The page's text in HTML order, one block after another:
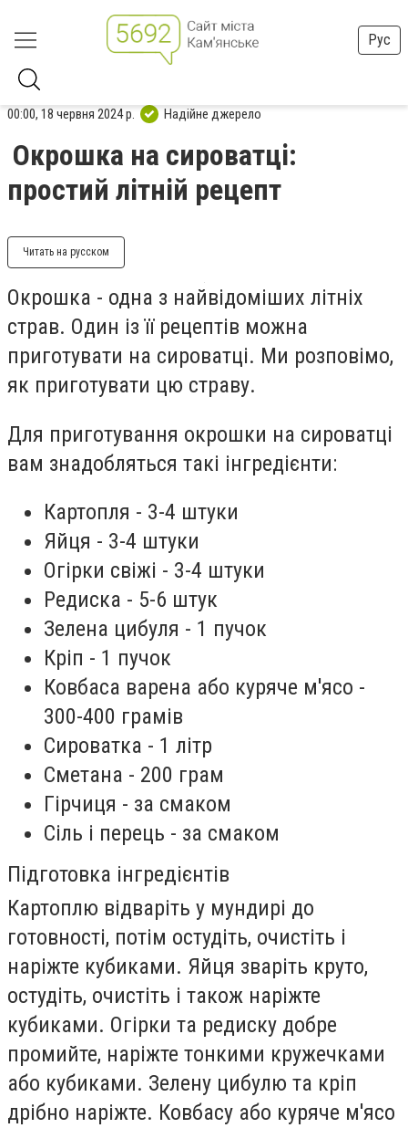
Рус
00:00, 18 червня 2024 р. Надійне джерело
Окрошка на сироватці:
простий літній рецепт
Читать на русском
Окрошка - одна з найвідоміших літніх
страв. Один із її рецептів можна
приготувати на сироватці. Ми розповімо,
як приготувати цю страву.
Для приготування окрошки на сироватці
вам знадобляться такі інгредієнти:
Картопля - 3-4 штуки
Яйця - 3-4 штуки
Огірки свіжі - 3-4 штуки
Редиска - 5-6 штук
Зелена цибуля - 1 пучок
Кріп - 1 пучок
Ковбаса варена або куряче м'ясо -
300-400 грамів
Сироватка - 1 літр
Сметана - 200 грам
Гірчиця - за смаком
Сіль і перець - за смаком
Підготовка інгредієнтів
Картоплю відваріть у мундирі до
готовності, потім остудіть, очистіть і
наріжте кубиками. Яйця зваріть круто,
остудіть, очистіть і також наріжте
кубиками. Огірки та редиску добре
промийте, наріжте тонкими кружечками
або кубиками. Зелену цибулю та кріп
дрібно наріжте. Ковбасу або куряче м'ясо